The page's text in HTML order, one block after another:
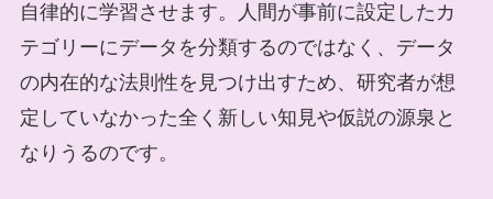
自律的に学習させます。人間が事前に設定したカ
テゴリーにデータを分類するのではなく、データ
の内在的な法則性を見つけ出すため、研究者が想
定していなかった全く新しい知見や仮説の源泉と
なりうるのです。